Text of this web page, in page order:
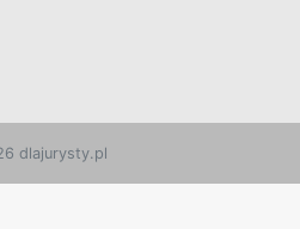
dlajurysty.pl